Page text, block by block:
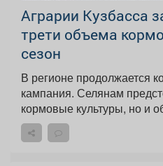
Аграрии Кузбасса
трети объема
сезон
В регионе продолжается
кампания. Селянам
кормовые культуры, но и